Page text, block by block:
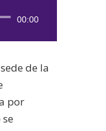
00:00
de la
por